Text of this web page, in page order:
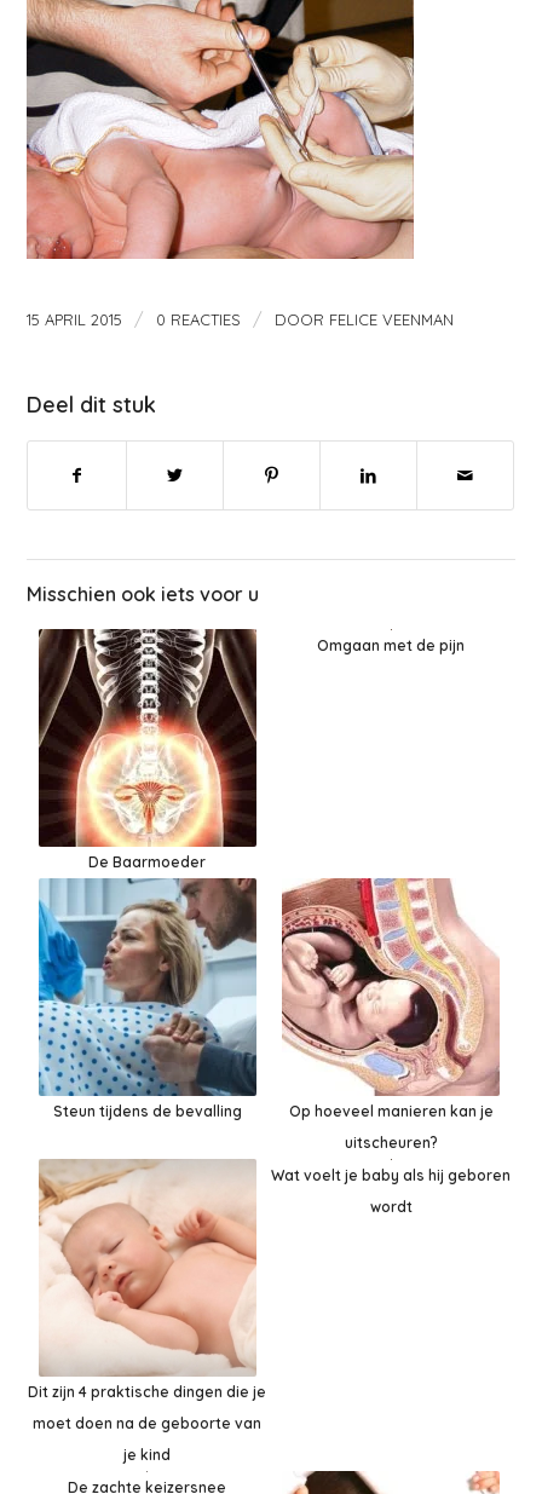
15 APRIL 2015 / 0 REACTIES / DOOR FELICE VEENMAN
Deel dit stuk
Misschien ook iets voor u
De Baarmoeder
Omgaan met de pijn
Steun tijdens de bevalling
Op hoeveel manieren kan je
uitscheuren?
Dit zijn 4 praktische dingen die je
moet doen na de geboorte van
je kind
Wat voelt je baby als hij geboren
wordt
De zachte keizersnee